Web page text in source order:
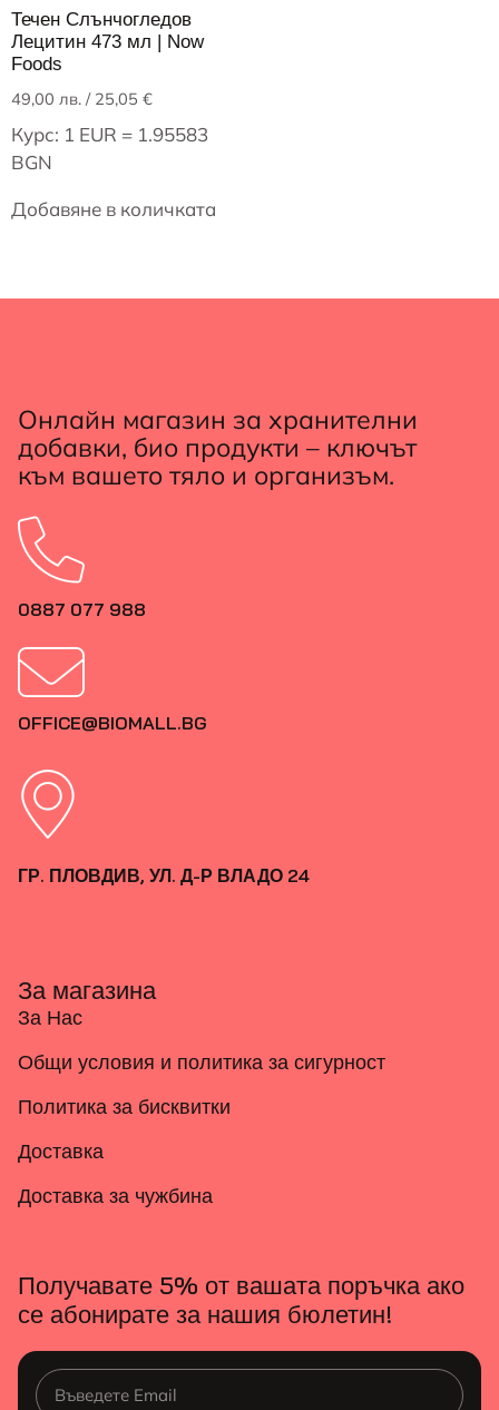
Течен Слънчогледов
Лецитин 473 мл | Now
Foods
49,00 лв. / 25,05 €
Курс: 1 EUR = 1.95583
BGN
Добавяне в количката
Онлайн магазин за хранителни
добавки, био продукти – ключът
към вашето тяло и организъм.
0887 077 988
OFFICE@BIOMALL.BG
ГР. ПЛОВДИВ, УЛ. Д-Р ВЛАДО 24
За магазина
За Нас
Общи условия и политика за сигурност
Политика за бисквитки
Доставка
Доставка за чужбина
Получавате 5% от вашата поръчка ако
се абонирате за нашия бюлетин!